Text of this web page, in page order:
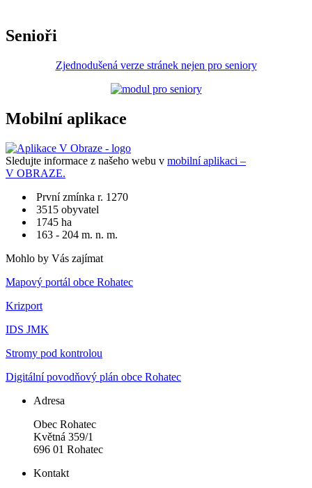
Senioři
Zjednodušená verze stránek nejen pro seniory
Mobilní aplikace
Sledujte informace z našeho webu v mobilní aplikaci –
V OBRAZE.
První zmínka r. 1270
3515 obyvatel
1745 ha
163 - 204 m. n. m.
Mohlo by Vás zajímat
Mapový portál obce Rohatec
Krizport
IDS JMK
Stromy pod kontrolou
Digitální povodňový plán obce Rohatec
Adresa
Obec Rohatec
Květná 359/1
696 01 Rohatec
Kontakt